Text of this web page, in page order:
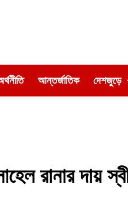
আন্তর্জাতিক দেশজুড়ে
রানার দায়